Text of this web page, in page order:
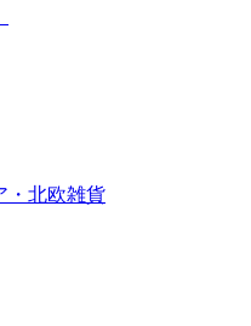
・北欧雑貨